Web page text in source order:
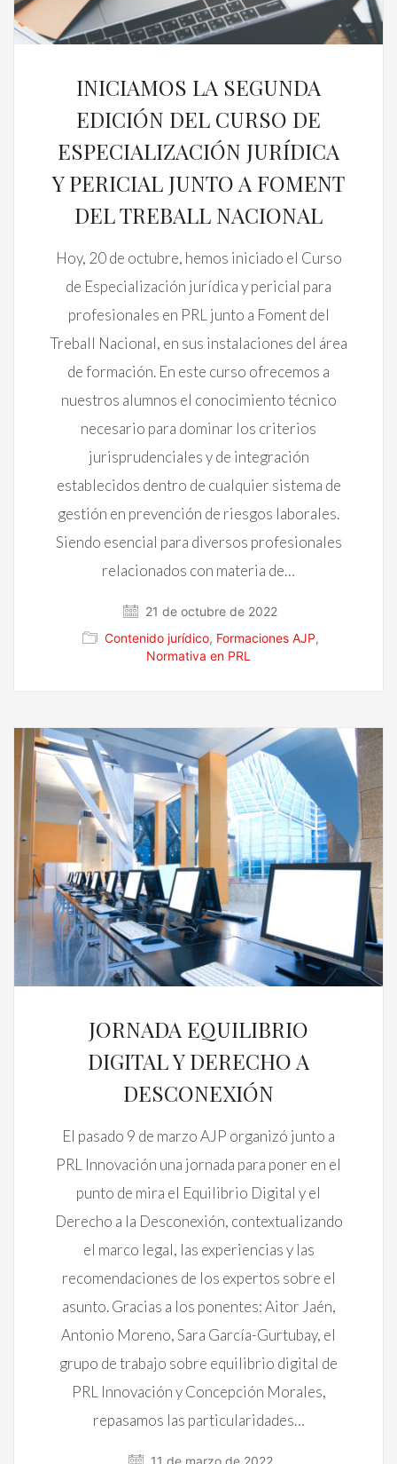
INICIAMOS LA SEGUNDA
EDICIÓN DEL CURSO DE
ESPECIALIZACIÓN JURÍDICA
Y PERICIAL JUNTO A FOMENT
DEL TREBALL NACIONAL
Hoy, 20 de octubre, hemos iniciado el Curso
de Especialización jurídica y pericial para
profesionales en PRL junto a Foment del
Treball Nacional, en sus instalaciones del área
de formación. En este curso ofrecemos a
nuestros alumnos el conocimiento técnico
necesario para dominar los criterios
jurisprudenciales y de integración
establecidos dentro de cualquier sistema de
gestión en prevención de riesgos laborales.
Siendo esencial para diversos profesionales
relacionados con materia de…
21 de octubre de 2022
Contenido jurídico, Formaciones AJP,
Normativa en PRL
JORNADA EQUILIBRIO
DIGITAL Y DERECHO A
DESCONEXIÓN
El pasado 9 de marzo AJP organizó junto a
PRL Innovación una jornada para poner en el
punto de mira el Equilibrio Digital y el
Derecho a la Desconexión, contextualizando
el marco legal, las experiencias y las
recomendaciones de los expertos sobre el
asunto. Gracias a los ponentes: Aitor Jaén,
Antonio Moreno, Sara García-Gurtubay, el
grupo de trabajo sobre equilibrio digital de
PRL Innovación y Concepción Morales,
repasamos las particularidades…
11 de marzo de 2022